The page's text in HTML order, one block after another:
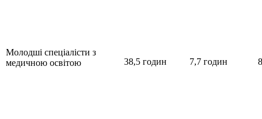
Молодші спеціалісти з
медичною освітою
38,5 годин 7,7 годин